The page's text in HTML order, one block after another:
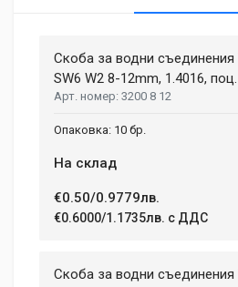
MATERIAL
Aluminium, Plastic
ENGINE TYPE
BATTERY TYPE
Phasellus id mattis nulla. Mauris velit
lacus, at porttitor dui iaculis id.
Adam Taylor
12 April, 2018
Aenean non lorem nisl. Duis tempor
Скоба за водни съединения
SW6 W2 8-12mm, 1.4016,
3200 8 12
10 бр.
На склад
€0.50/0.9779лв.
€0.6000/1.1735лв. с ДДС
Скоба за водни съединения